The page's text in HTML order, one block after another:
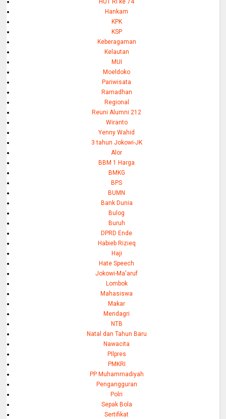
HUT RI ke 74
Hankam
KPK
KSP
Keberagaman
Kelautan
MUI
Moeldoko
Pariwisata
Ramadhan
Regional
Reuni Alumni 212
Wiranto
Yenny Wahid
3 tahun Jokowi-JK
Alor
BBM 1 Harga
BMKG
BPS
BUMN
Bank Dunia
Bulog
Buruh
DPRD Ende
Habieb Rizieq
Haji
Hate Speech
Jokowi-Ma'aruf
Lombok
Mahasiswa
Makar
Mendagri
NTB
Natal dan Tahun Baru
Nawacita
PIlpres
PMKRI
PP Muhammadiyah
Pengangguran
Polri
Sepak Bola
Sertifikat